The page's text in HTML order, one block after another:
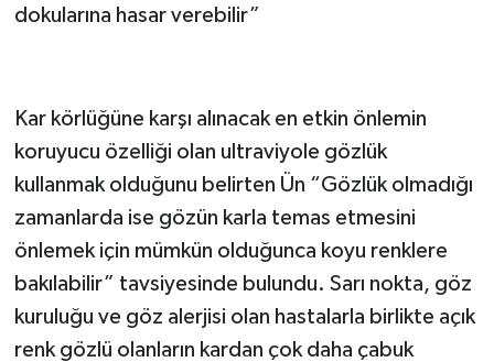
dokularına hasar verebilir”
Kar körlüğüne karşı alınacak en etkin önlemin
koruyucu özelliği olan ultraviyole gözlük
kullanmak olduğunu belirten Ün “Gözlük olmadığı
zamanlarda ise gözün karla temas etmesini
önlemek için mümkün olduğunca koyu renklere
bakılabilir” tavsiyesinde bulundu. Sarı nokta, göz
kuruluğu ve göz alerjisi olan hastalarla birlikte açık
renk gözlü olanların kardan çok daha çabuk